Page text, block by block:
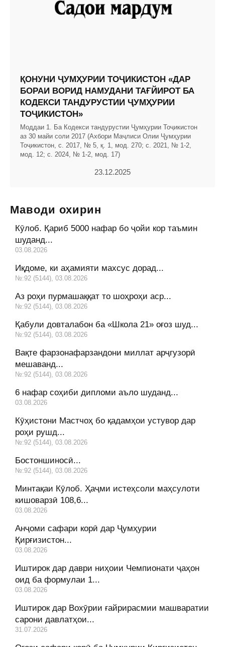
ҚОНУНИ ҶУМҲУРИИ ТОҶИКИСТОН «ДАР
БОРАИ ВОРИД НАМУДАНИ ТАҒЙИРОТ БА
КОДЕКСИ ТАНДУРУСТИИ ҶУМҲУРИИ
ТОҶИКИСТОН»
Моддаи 1. Ба Кодекси тандурустии Ҷумҳурии Тоҷикистон
аз 30 майи соли 2017 (Ахбори Маҷлиси Олии Ҷумҳурии
Тоҷикистон, с. 2017, № 5, қ. 1, мод. 270; с. 2021, № 1-2,
мод. 12; с. 2024, № 1-2, мод. 17)
23.12.2025
Маводи охирин
Кӯлоб. Қариб 5000 нафар бо ҷойи кор таъмин
шуданд...
03.08.2026
Иқдоме, ки аҳамияти махсус дорад...
№:92 (5144), 03.08.2026
Аз роҳи пурмашаққат то шоҳроҳи аср...
№:92 (5144), 03.08.2026
Қабули довталабон ба «Школа 21» оғоз шуд...
№:92 (5144), 03.08.2026
Вақте фарзонафарзандони миллат арҷгузорӣ
мешаванд...
№:92 (5144), 03.08.2026
6 нафар соҳиби дипломи аъло шуданд...
03.08.2026
Кӯҳистони Мастчоҳ бо қадамҳои устувор дар
роҳи рушд...
№:92 (5144), 03.08.2026
Бостоншиносӣ...
№:92 (5144), 03.08.2026
Минтақаи Кӯлоб. Ҳаҷми истеҳсоли маҳсулоти
кишоварзӣ 108,6...
03.08.2026
Анҷоми сафари корӣ дар Ҷумҳурии
Қирғизистон...
03.08.2026
Иштирок дар даври ниҳоии Чемпионати ҷаҳон
оид ба формулаи 1...
03.08.2026
Иштирок дар Вохӯрии ғайрирасмии машваратии
сарони давлатҳои...
31.07.2026